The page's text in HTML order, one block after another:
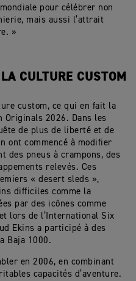
pour célébrer non
mais aussi l’attrait
»
CULTURE CUSTOM
custom, ce qui en fait la
Originals 2026. Dans les
de plus de liberté et de
ont commencé à modifier
des pneus à crampons, des
relevés. Ces
« desert sleds »,
difficiles comme la
par des icônes comme
lors de l’International Six
Ekins a participé à des
Baja 1000.
en 2006, en combinant
capacités d’aventure.